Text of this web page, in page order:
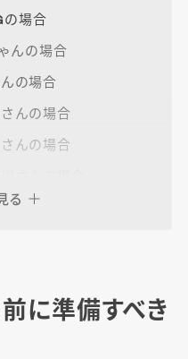
場合
んの場合
の場合
んの場合
んの場合
仕さんの場合
る
に準備すべき